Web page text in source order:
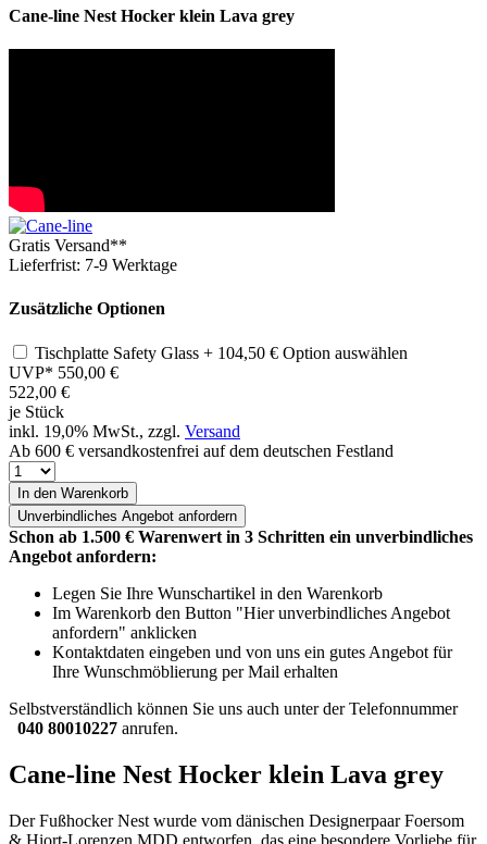
Cane-line Nest Hocker klein Lava grey
Gratis Versand**
Lieferfrist: 7-9 Werktage
Zusätzliche Optionen
Tischplatte Safety Glass + 104,50 € Option auswählen
UVP* 550,00 €
522,00 €
je Stück
inkl. 19,0% MwSt., zzgl. Versand
Ab 600 € versandkostenfrei auf dem deutschen Festland
In den Warenkorb
Unverbindliches Angebot anfordern
Schon ab 1.500 € Warenwert in 3 Schritten ein unverbindliches
Angebot anfordern:
Legen Sie Ihre Wunschartikel in den Warenkorb
Im Warenkorb den Button "Hier unverbindliches Angebot
anfordern" anklicken
Kontaktdaten eingeben und von uns ein gutes Angebot für
Ihre Wunschmöblierung per Mail erhalten
Selbstverständlich können Sie uns auch unter der Telefonnummer
040 80010227 anrufen.
Cane-line Nest Hocker klein Lava grey
Der Fußhocker Nest wurde vom dänischen Designerpaar Foersom
& Hiort-Lorenzen MDD entworfen, das eine besondere Vorliebe für